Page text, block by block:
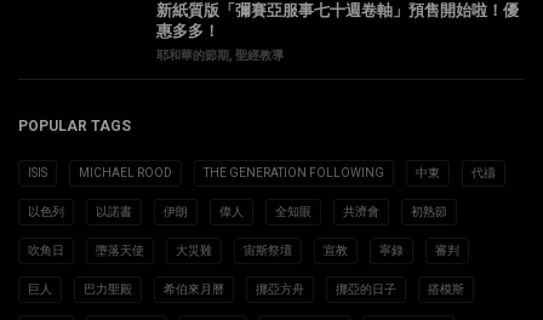
新紙質版「彌賽亞服事七十週卷軸」預售開始啦！優
惠多多！
耶和華的節期 聖經教導
POPULAR TAGS
ISIS MICHAEL ROOD THE GENERATION FOLLOWING 中東 代禱
以色列 以諾書 伊朗 偉人 全知眼 共濟會 初熟節
吹角日 墮落天使 大災難 宙斯祭壇 宣教 寧錄 審判
巨人 巴力聖殿 希伯來月曆 挪亞方舟 挪亞的日子 搭模斯